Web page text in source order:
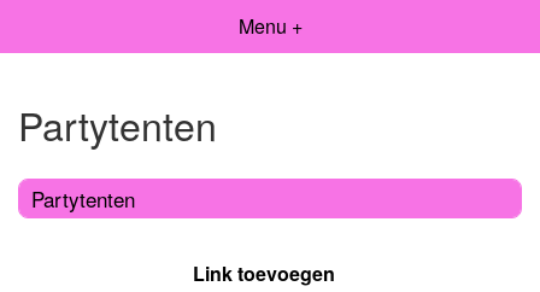
Menu +
Partytenten
Partytenten
Link toevoegen